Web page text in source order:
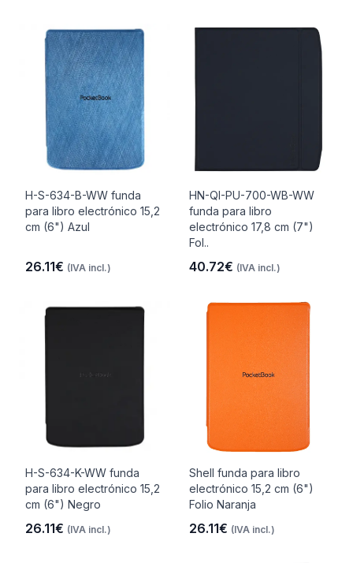
H-S-634-B-WW funda
para libro electrónico 15,2
cm (6") Azul
26.11€ (IVA incl.)
HN-QI-PU-700-WB-WW
funda para libro
electrónico 17,8 cm (7")
Fol..
40.72€ (IVA incl.)
H-S-634-K-WW funda
para libro electrónico 15,2
cm (6") Negro
26.11€ (IVA incl.)
Shell funda para libro
electrónico 15,2 cm (6")
Folio Naranja
26.11€ (IVA incl.)